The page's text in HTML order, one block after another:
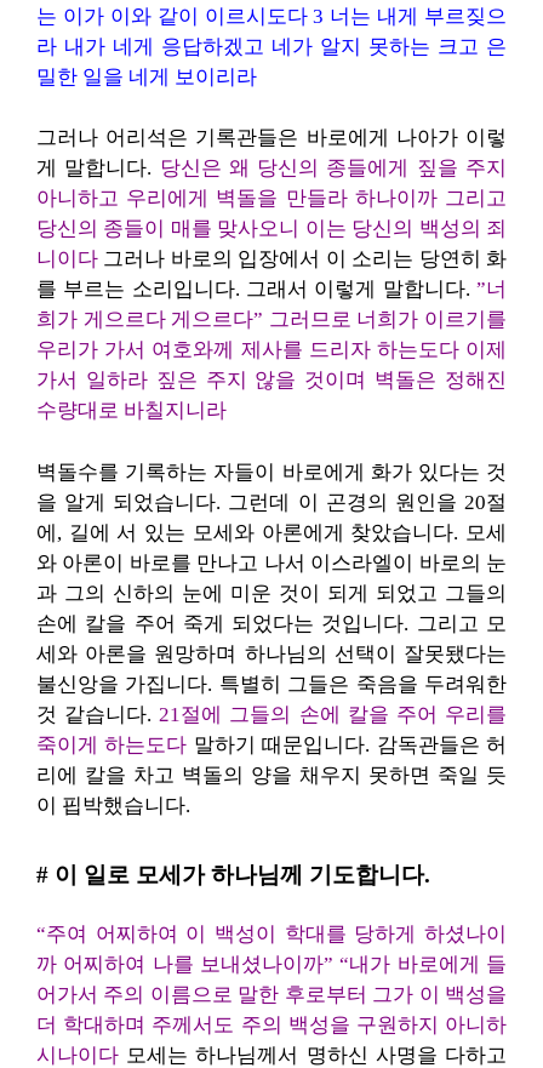
는 이가 이와 같이 이르시도다 3 너는 내게 부르짖으
라 내가 네게 응답하겠고 네가 알지 못하는 크고 은
밀한 일을 네게 보이리라
그러나 어리석은 기록관들은 바로에게 나아가 이렇
게 말합니다. 당신은 왜 당신의 종들에게 짚을 주지
아니하고 우리에게 벽돌을 만들라 하나이까 그리고
당신의 종들이 매를 맞사오니 이는 당신의 백성의 죄
니이다 그러나 바로의 입장에서 이 소리 는 당연히 화
를 부르는 소리입니다. 그래서 이렇게 말합니다. ”너
희가 게으르다 게으르다” 그러므로 너희가 이르기를
우리가 가서 여호와께 제사를 드리자 하는도다 이제
가서 일하라 짚은 주지 않을 것이며 벽돌은 정해진
수량대로 바칠지니라
벽돌수를 기록하는 자들이 바로에게 화가 있다는 것
을 알게 되었습니다. 그런데 이 곤경의 원인을 20절
에, 길에 서 있는 모세와 아론에게 찾았습니다. 모세
와 아론이 바로를 만나고 나서 이스라엘이 바로의 눈
과 그의 신하의 눈에 미운 것이 되게 되었고 그들의
손에 칼을 주어 죽게 되었다는 것입니다. 그리고 모
세와 아론을 원망하며 하나님의 선택이 잘못됐다는
불신앙을 가집니다. 특별히 그들은 죽음을 두려워한
것 같습니다. 21절에 그들의 손에 칼을 주어 우리를
죽이게 하는도다 말하기 때문입니다. 감독관들은 허
리에 칼을 차고 벽돌의 양을 채우지 못하면 죽일 듯
이 핍박했습니다.
# 이 일로 모세가 하나님께 기도합니다.
“주여 어찌하여 이 백성이 학대를 당하게 하셨나이
까 어찌하여 나를 보내셨나이까”“내가 바로에게 들
어가서 주의 이름으로 말한 후로부터 그가 이 백성을
더 학대하며 주께서도 주의 백성을 구원하지 아니하
시나이다 모세는 하나님께서 명하신 사명을 다하고